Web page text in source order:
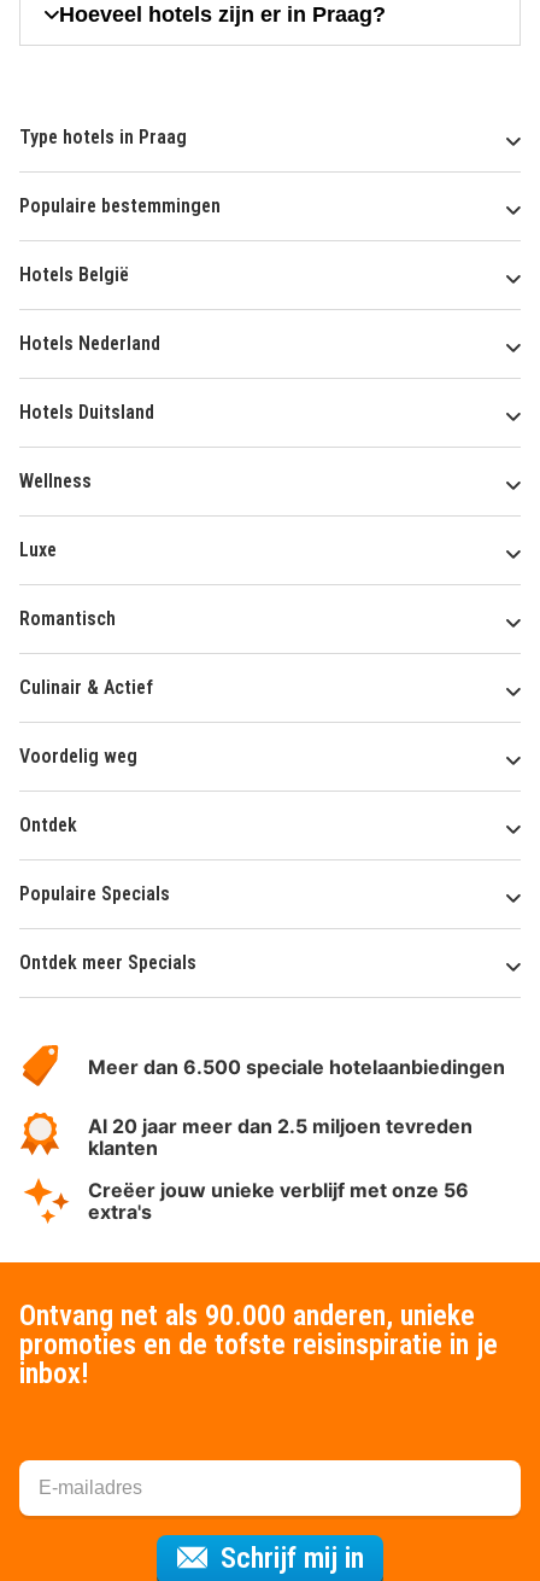
Hoeveel hotels zijn er in Praag?
Type hotels in Praag
Populaire bestemmingen
Hotels België
Hotels Nederland
Hotels Duitsland
Wellness
Luxe
Romantisch
Culinair & Actief
Voordelig weg
Ontdek
Populaire Specials
Ontdek meer Specials
HotelSpecials
Meer dan 6.500 speciale hotelaanbiedingen
Al 20 jaar meer dan 2.5 miljoen tevreden
klanten
Creëer jouw unieke verblijf met onze 56
extra's
Ontvang net als 90.000 anderen, unieke
promoties en de tofste reisinspiratie in je
inbox!
Schrijf mij in